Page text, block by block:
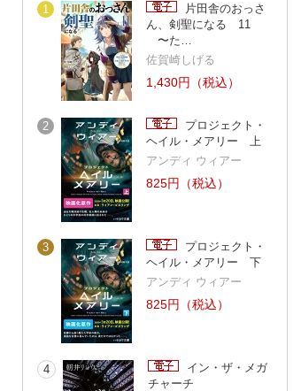
1
片田舎のおっさ
ん、剣聖になる 11
〜た…
佐賀崎しげる
1,430円（税込）
2
プロジェクト・
ヘイル・メアリー 上
アンディ ウィアー
825円（税込）
3
プロジェクト・
ヘイル・メアリー 下
アンディ ウィアー
825円（税込）
4
イン・ザ・メガ
チャーチ